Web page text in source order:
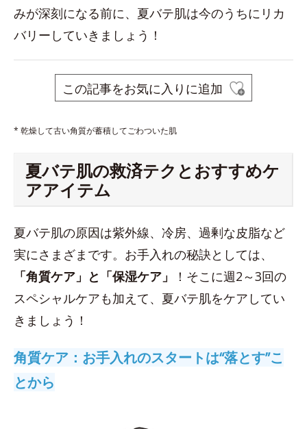
みが深刻になる前に、夏バテ肌は今のうちにリカ
バリーしていきましょう！
この記事をお気に入りに追加
* 乾燥して古い角質が蓄積してごわついた肌
夏バテ肌の救済テクとおすすめケ
アアイテム
夏バテ肌の原因は紫外線、冷房、過剰な皮脂など
実にさまざまです。お手入れの秘訣としては、
「角質ケア」と「保湿ケア」
！そこに週2～3回の
スペシャルケアも加えて、夏バテ肌をケアしてい
きましょう！
角質ケア：お手入れのスタートは“落とす”こ
とから